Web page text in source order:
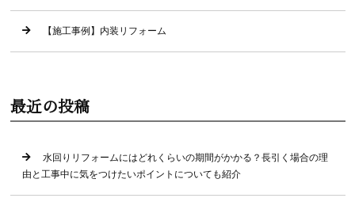
【施工事例】内装リフォーム
最近の投稿
水回りリフォームにはどれくらいの期間がかかる？長引く場合の理
由と工事中に気をつけたいポイントについても紹介